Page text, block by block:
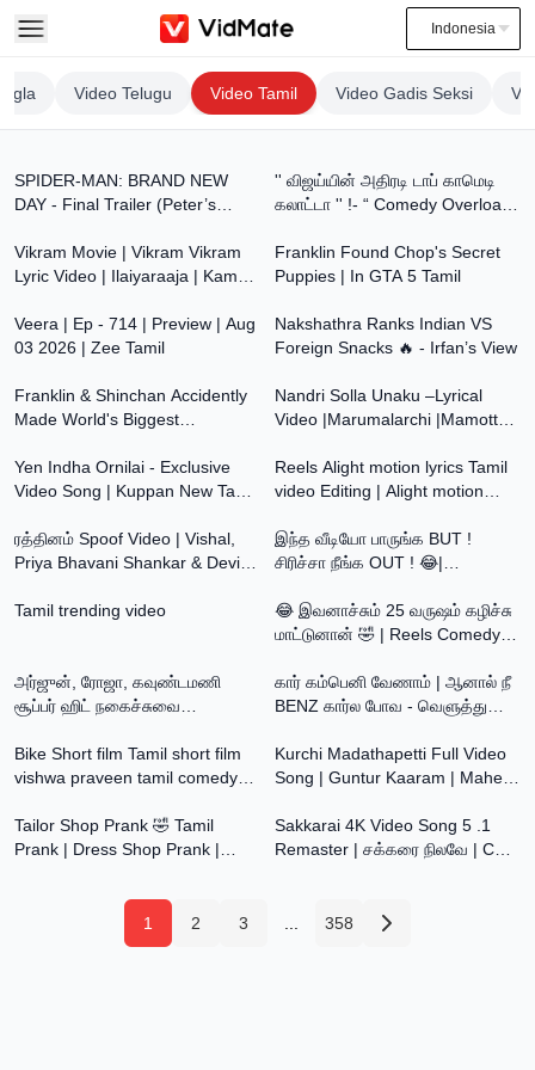
Indonesia
Video Telugu Video Tamil Video Gadis Seksi
SPIDER-MAN: BRAND NEW
DAY - Final Trailer (Peter’s
Cinemas July 30
'' விஜய்யின் அதிரடி டாப் காமெடி
கலாட்டா '' !- “ Comedy Overload
4:23
Vikram Movie | Vikram Vikram
Lyric Video | Ilaiyaraaja | Kamal
Song
20:14
Franklin Found Chop's Secret
Puppies | In GTA 5 Tamil
1:26
Veera | Ep - 714 | Preview | Aug
03 2026 | Zee Tamil
Nakshathra Ranks Indian VS
Foreign Snacks 🔥 - Irfan’s View
Franklin & Shinchan Accidently
Made World's Biggest
Shocking Life Story
3:39
Nandri Solla Unaku –Lyrical
Video |Marumalarchi |Mamotty
Tamil Hit Song
Yen Indha Ornilai - Exclusive
Video Song | Kuppan New Tamil
Music
10:49
Reels Alight motion lyrics Tamil
video Editing | Alight motion
14:20
ரத்தினம் Spoof Video | Vishal,
Priya Bhavani Shankar & Devi
41:35
இந்த வீடியோ பாருங்க BUT !
சிரிச்சா நீங்க OUT ! 😂|
Tamil | 4K
10:25
Tamil trending video
😂 இவனாச்சும் 25 வருஷம் கழிச்சு
மாட்டுனான் 🤣 | Reels Comedy
அர்ஜுன், ரோஜா, கவுண்டமணி
சூப்பர் ஹிட் நகைச்சுவை
Comedy#Funny Video
7:08
கார் கம்பெனி வேணாம் | ஆனால் நீ
BENZ கார்ல போவ - வெளுத்து
Bike Short film Tamil short film
vishwa praveen tamil comedy
tamil
4:43
Kurchi Madathapetti Full Video
Song | Guntur Kaaram | Mahesh
Thaman S
11:04
Tailor Shop Prank 🤣 Tamil
Prank | Dress Shop Prank |
5:01
Sakkarai 4K Video Song 5 .1
Remaster | சக்கரை நிலவே | CM
1
2 3 358